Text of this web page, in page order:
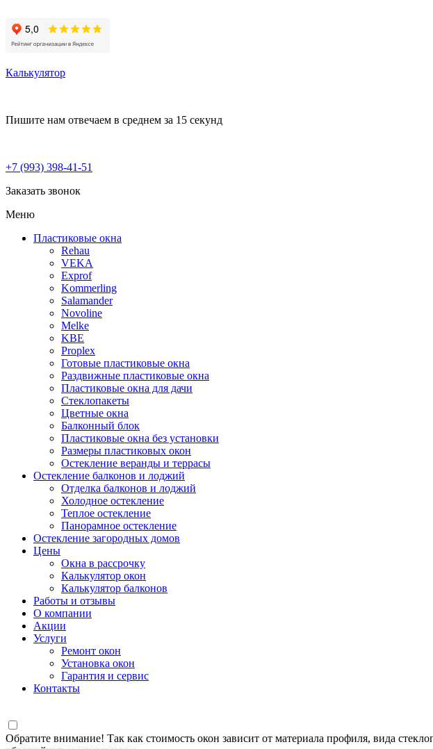
Калькулятор
Пишите нам отвечаем в среднем за 15 секунд
+7 (993) 398-41-51
Заказать звонок
Меню
Пластиковые окна
Rehau
VEKA
Exprof
Kommerling
Salamander
Novoline
Melke
KBE
Proplex
Готовые пластиковые окна
Раздвижные пластиковые окна
Пластиковые окна для дачи
Стеклопакеты
Цветные окна
Балконный блок
Пластиковые окна без установки
Размеры пластиковых окон
Остекление веранды и террасы
Остекление балконов и лоджий
Отделка балконов и лоджий
Холодное остекление
Теплое остекление
Панорамное остекление
Остекление загородных домов
Цены
Окна в рассрочку
Калькулятор окон
Калькулятор балконов
Работы и отзывы
О компании
Акции
Услуги
Ремонт окон
Установка окон
Гарантия и сервис
Контакты
Обратите внимание! Так как стоимость окон зависит от материала профиля, вида